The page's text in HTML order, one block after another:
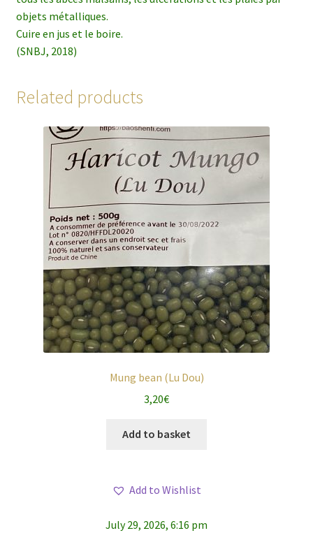
objets métalliques.
Cuire en jus et le boire.
(SNBJ, 2018)
Related products
Mung bean (Lu Dou)
3,20€
Add to basket
Add to Wishlist
July 29, 2026, 6:16 pm